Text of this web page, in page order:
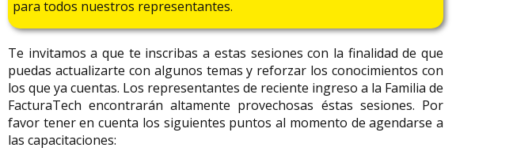
para todos nuestros representantes.
Te invitamos a que te inscribas a estas sesiones con la finalidad de que
puedas actualizarte con algunos temas y reforzar los conocimientos con
los que ya cuentas. Los representantes de reciente ingreso a la Familia de
FacturaTech encontrarán altamente provechosas éstas sesiones. Por
favor tener en cuenta los siguientes puntos al momento de agendarse a
las capacitaciones: